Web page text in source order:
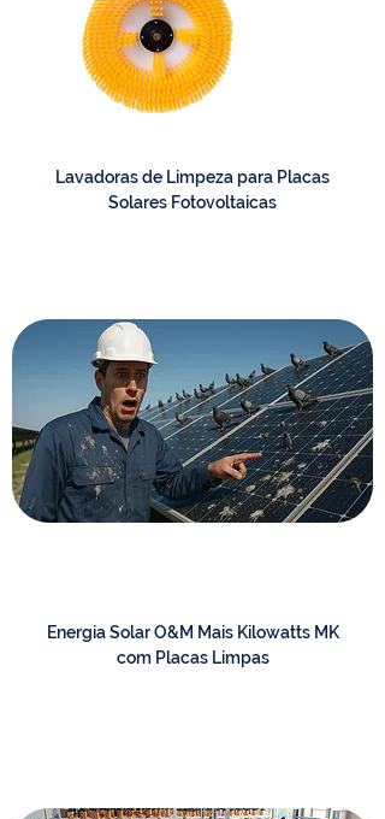
Lavadoras de Limpeza para Placas
Solares Fotovoltaicas
Energia Solar O&M Mais Kilowatts MK
com Placas Limpas